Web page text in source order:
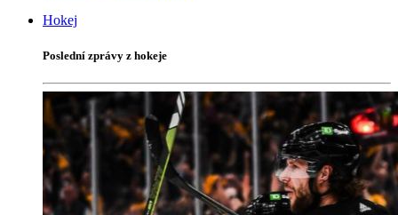
Hokej
Poslední zprávy z hokeje